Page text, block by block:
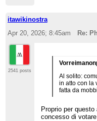
itawikinostra
Apr 20, 2026; 8:45am
Re:
2541 posts
Al solito:
in atto con la
fatta da
Proprio per
concesso di